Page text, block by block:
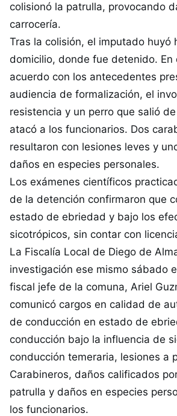
colisionó la patrulla, provocando
carrocería.
Tras la colisión, el imputado huyó
domicilio, donde fue detenido. En
acuerdo con los antecedentes
audiencia de formalización, el
resistencia y un perro que salió
atacó a los funcionarios. Dos
resultaron con lesiones leves y
daños en especies personales.
Los exámenes científicos
de la detención confirmaron que
estado de ebriedad y bajo los
sicotrópicos, sin contar con
La Fiscalía Local de Diego de
investigación ese mismo sábado
fiscal jefe de la comuna, Ariel
comunicó cargos en calidad de
de conducción en estado de
conducción bajo la influencia de
conducción temeraria, lesiones a
Carabineros, daños calificados
patrulla y daños en especies
los funcionarios.